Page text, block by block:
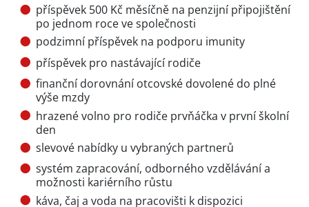
příspěvek 500 Kč měsíčně na penzijní připojištění
po jednom roce ve společnosti
podzimní příspěvek na podporu imunity
příspěvek pro nastávající rodiče
finanční dorovnání otcovské dovolené do plné
výše mzdy
hrazené volno pro rodiče prvňáčka v první školní
den
slevové nabídky u vybraných partnerů
systém zapracování, odborného vzdělávání a
možnosti kariérního růstu
káva, čaj a voda na pracovišti k dispozici